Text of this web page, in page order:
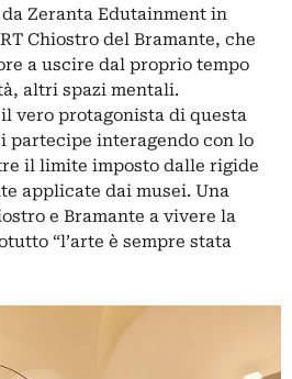
Zeranta Edutainment in
Chiostro del Bramante, che
a uscire dal proprio tempo
altri spazi mentali.
vero protagonista di questa
partecipe interagendo con lo
il limite imposto dalle rigide
applicate dai musei. Una
e Bramante a vivere la
“l’arte è sempre stata